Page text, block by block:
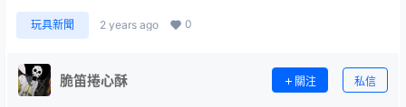
玩具新聞 2 years ago 0
脆笛捲心酥 關注 私信